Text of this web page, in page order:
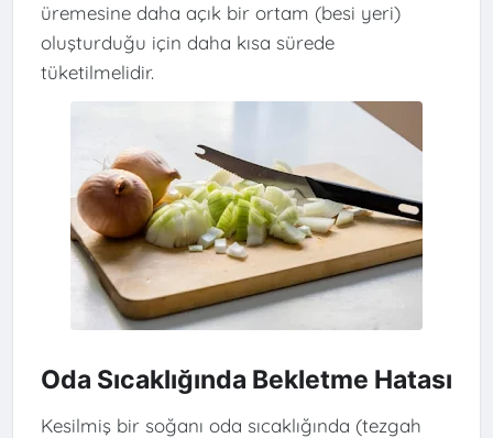
üremesine daha açık bir ortam (besi yeri)
oluşturduğu için daha kısa sürede
tüketilmelidir.
Oda Sıcaklığında Bekletme Hatası
Kesilmiş bir soğanı oda sıcaklığında (tezgah